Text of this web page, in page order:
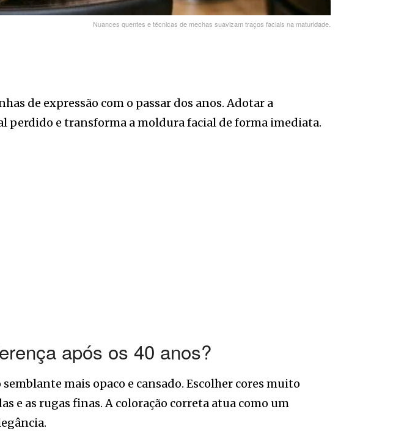
Nuances quentes e técnicas de mechas suavizam traços faciais na maturidade.
de expressão com o passar dos anos. Adotar a
perdido e transforma a moldura facial de forma imediata.
após os 40 anos?
mais opaco e cansado. Escolher cores muito
e as rugas finas. A coloração correta atua como um